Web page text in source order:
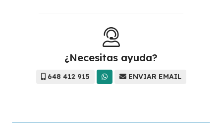
¿Necesitas ayuda?
648 412 915 ENVIAR EMAIL